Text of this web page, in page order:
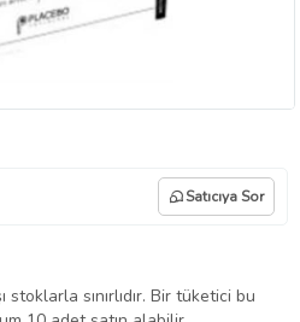
Satıcıya Sor
stoklarla sınırlıdır. Bir tüketici bu